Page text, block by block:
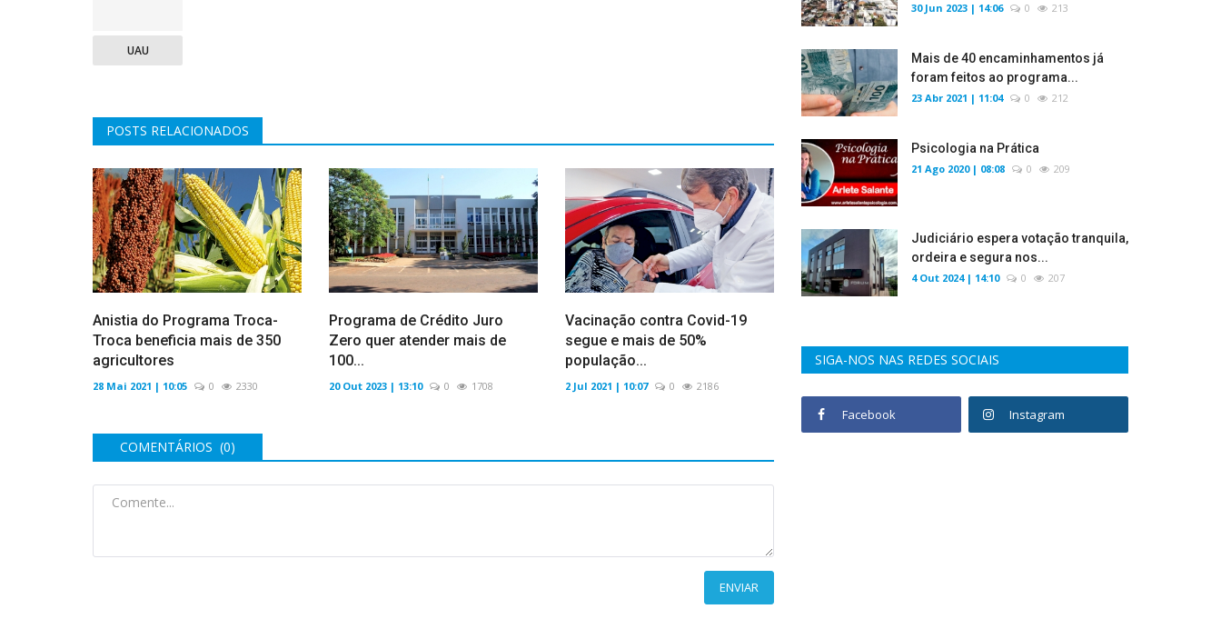
UAU
POSTS RELACIONADOS
Anistia do Programa Troca-
Troca beneficia mais de 350
agricultores
28 Mai 2021 | 10:05 0 2330
Programa de Crédito Juro
Zero quer atender mais de
100...
20 Out 2023 | 13:10 0 1708
Vacinação contra Covid-19
segue e mais de 50%
população...
2 Jul 2021 | 10:07 0 2186
COMENTÁRIOS (0)
ENVIAR
30 Jun 2023 | 14:06 0 213
Mais de 40 encaminhamentos já
foram feitos ao programa...
23 Abr 2021 | 11:04 0 212
Psicologia na Prática
21 Ago 2020 | 08:08 0 209
Judiciário espera votação tranquila,
ordeira e segura nos...
4 Out 2024 | 14:10 0 207
SIGA-NOS NAS REDES SOCIAIS
Facebook Instagram